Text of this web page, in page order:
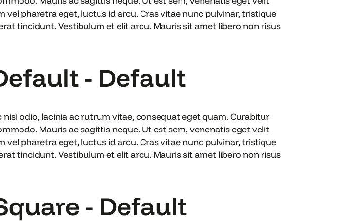
pharetra eget, luctus id arcu. Cras vitae nunc pulvinar, tristique
tincidunt. Vestibulum et elit arcu. Mauris sit amet libero non risus
- Default
odio, lacinia ac rutrum vitae, consequat eget quam. Curabitur
Mauris ac sagittis neque. Ut est sem, venenatis eget velit
pharetra eget, luctus id arcu. Cras vitae nunc pulvinar, tristique
tincidunt. Vestibulum et elit arcu. Mauris sit amet libero non risus
- Default